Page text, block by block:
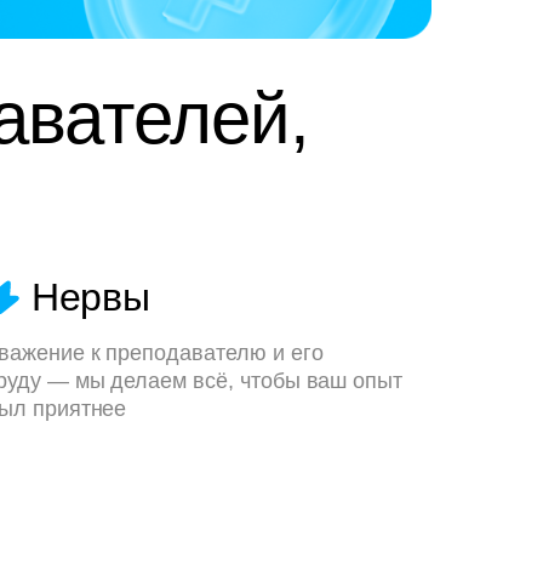
Нервы
к преподавателю и его
— мы делаем всё, чтобы ваш опыт
приятнее